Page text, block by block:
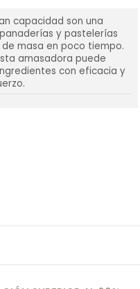
capacidad son una
y pastelerías
masa en poco tiempo.
amasadora puede
con eficacia y